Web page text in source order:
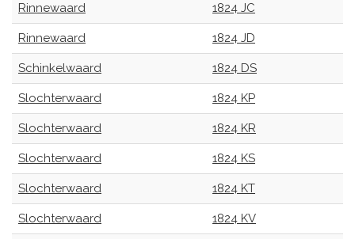
Rinnewaard 1824 JC
Rinnewaard 1824 JD
Schinkelwaard 1824 DS
Slochterwaard 1824 KP
Slochterwaard 1824 KR
Slochterwaard 1824 KS
Slochterwaard 1824 KT
Slochterwaard 1824 KV